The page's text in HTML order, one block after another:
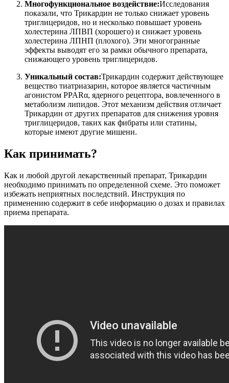
Многофункциональное воздействие:Исследования
показали, что Трикардин не только снижает уровень
триглицеридов, но и несколько повышает уровень
холестерина ЛПВП (хорошего) и снижает уровень
холестерина ЛПНП (плохого). Эти многогранные
эффекты выводят его за рамки обычного препарата,
снижающего уровень триглицеридов.
Уникальный состав:Трикардин содержит действующее
вещество тиатриазарин, которое является частичным
агонистом PPARα, ядерного рецептора, вовлеченного в
метаболизм липидов. Этот механизм действия отличает
Трикардин от других препаратов для снижения уровня
триглицеридов, таких как фибраты или статины,
которые имеют другие мишени.
Как принимать?
Как и любой другой лекарственный препарат, Трикардин
необходимо принимать по определенной схеме. Это поможет
избежать неприятных последствий. Инструкция по
применению содержит в себе информацию о дозах и правилах
приема препарата.